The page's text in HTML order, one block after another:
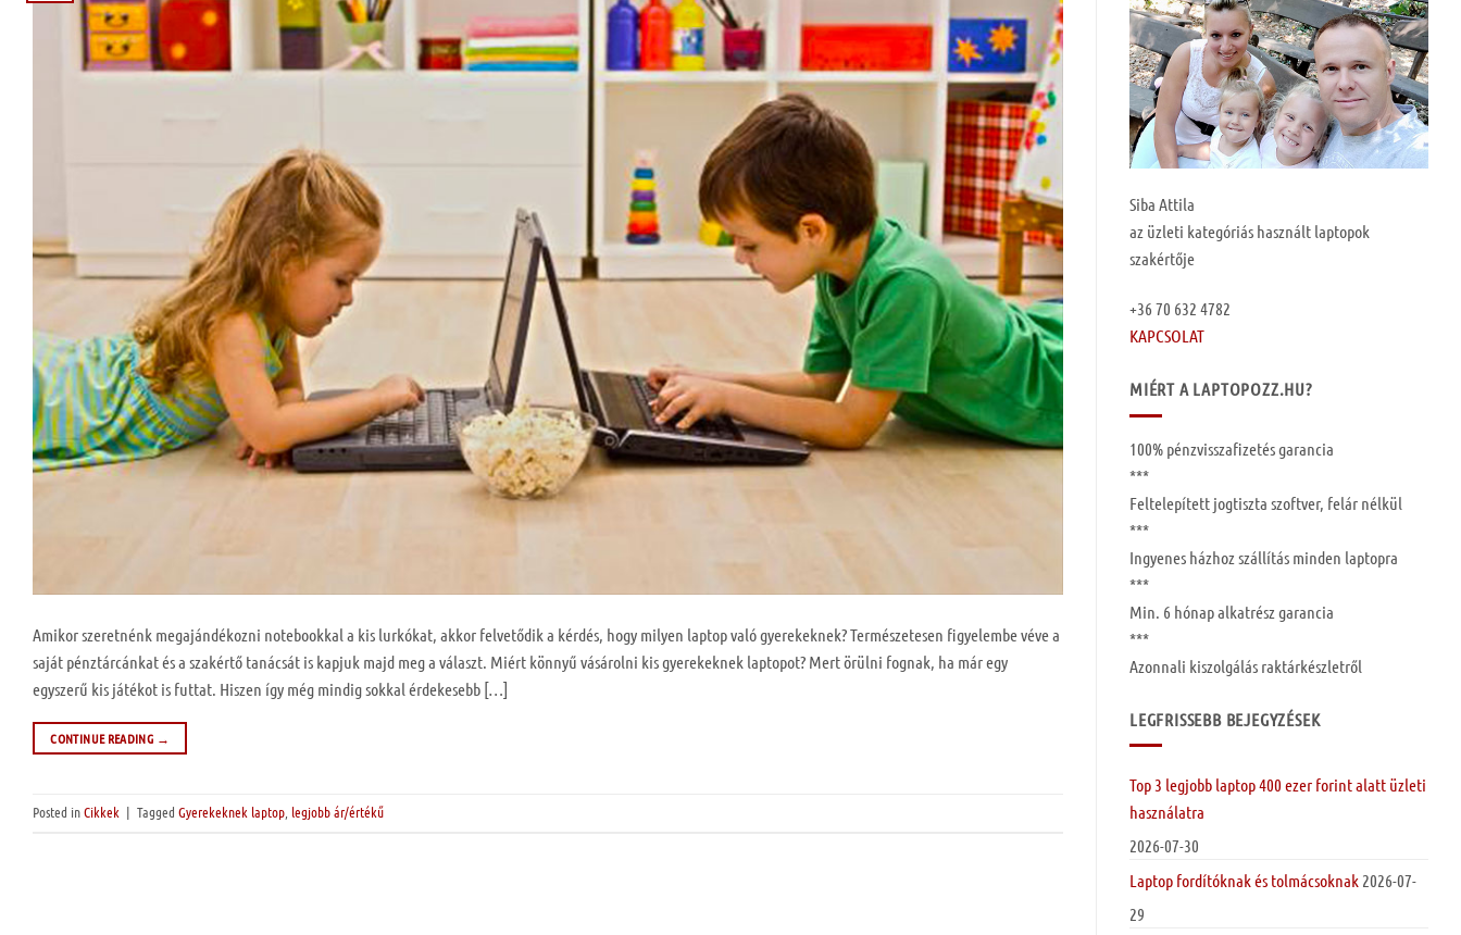
Amikor szeretnénk megajándékozni notebookkal a kis lurkókat, akkor felvetődik a kérdés, hogy milyen laptop való gyerekeknek? Természetesen figyelembe véve a
saját pénztárcánkat és a szakértő tanácsát is kapjuk majd meg a választ. Miért könnyű vásárolni kis gyerekeknek laptopot? Mert örülni fognak, ha már egy
egyszerű kis játékot is futtat. Hiszen így még mindig sokkal érdekesebb […]
CONTINUE READING →
Posted inCikkek | Tagged Gyerekeknek laptop, legjobb ár/értékű
Siba Attila
az üzleti kategóriás használt laptopok
szakértője
+36 70 632 4782
KAPCSOLAT
MIÉRT A LAPTOPOZZ.HU?
100% pénzvisszafizetés garancia
***
Feltelepített jogtiszta szoftver, felár nélkül
***
Ingyenes házhoz szállítás minden laptopra
***
Min. 6 hónapalkatrész garancia
***
Azonnali kiszolgálás raktárkészletről
LEGFRISSEBB BEJEGYZÉSEK
Top 3 legjobb laptop 400 ezer forint alatt üzleti
használatra
2026-07-30
Laptop fordítóknak és tolmácsoknak 2026-07-
29